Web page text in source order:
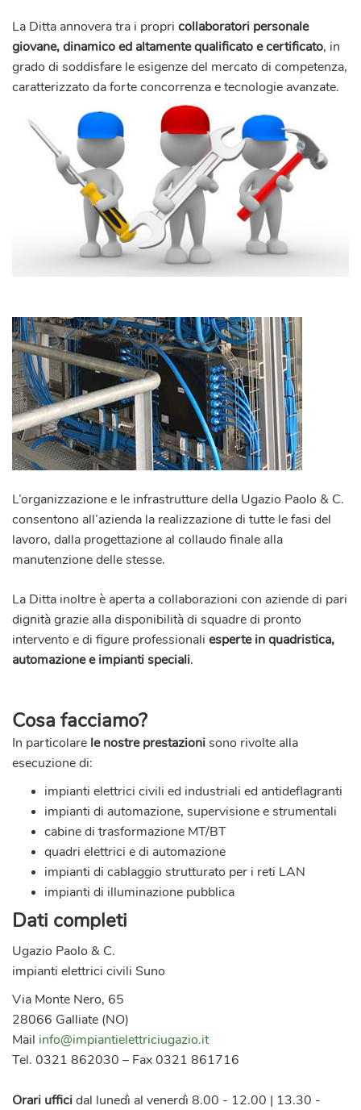
La Ditta annovera tra i propri collaboratori personale
giovane, dinamico ed altamente qualificato e certificato, in
grado di soddisfare le esigenze del mercato di competenza,
caratterizzato da forte concorrenza e tecnologie avanzate.
L’organizzazione e le infrastrutture della Ugazio Paolo & C.
consentono all’azienda la realizzazione di tutte le fasi del
lavoro, dalla progettazione al collaudo finale alla
manutenzione delle stesse.
La Ditta inoltre è aperta a collaborazioni con aziende di pari
dignità grazie alla disponibilità di squadre di pronto
intervento e di figure professionali esperte in quadristica,
automazione e impianti speciali.
Cosa facciamo?
In particolare le nostre prestazionisono rivolte alla
esecuzione di:
impianti elettrici civili ed industriali ed antideflagranti
impianti di automazione, supervisione e strumentali
cabine di trasformazione MT/BT
quadri elettrici e di automazione
impianti di cablaggio strutturato per i reti LAN
impianti di illuminazione pubblica
Dati completi
Ugazio Paolo & C.
impianti elettrici civili Suno
Via Monte Nero, 65
28066 Galliate (NO)
Mail info@impiantielettriciugazio.it
Tel. 0321 862030 – Fax 0321 861716
Orari ufficidal lunedì al venerdì 8.00 - 12.00 | 13.30 -